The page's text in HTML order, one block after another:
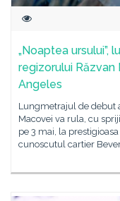
„Noaptea ursului”,
regizorului
Angeles
Lungmetrajul de debut
Macovei va rula, cu
pe 3 mai, la
cunoscutul cartier